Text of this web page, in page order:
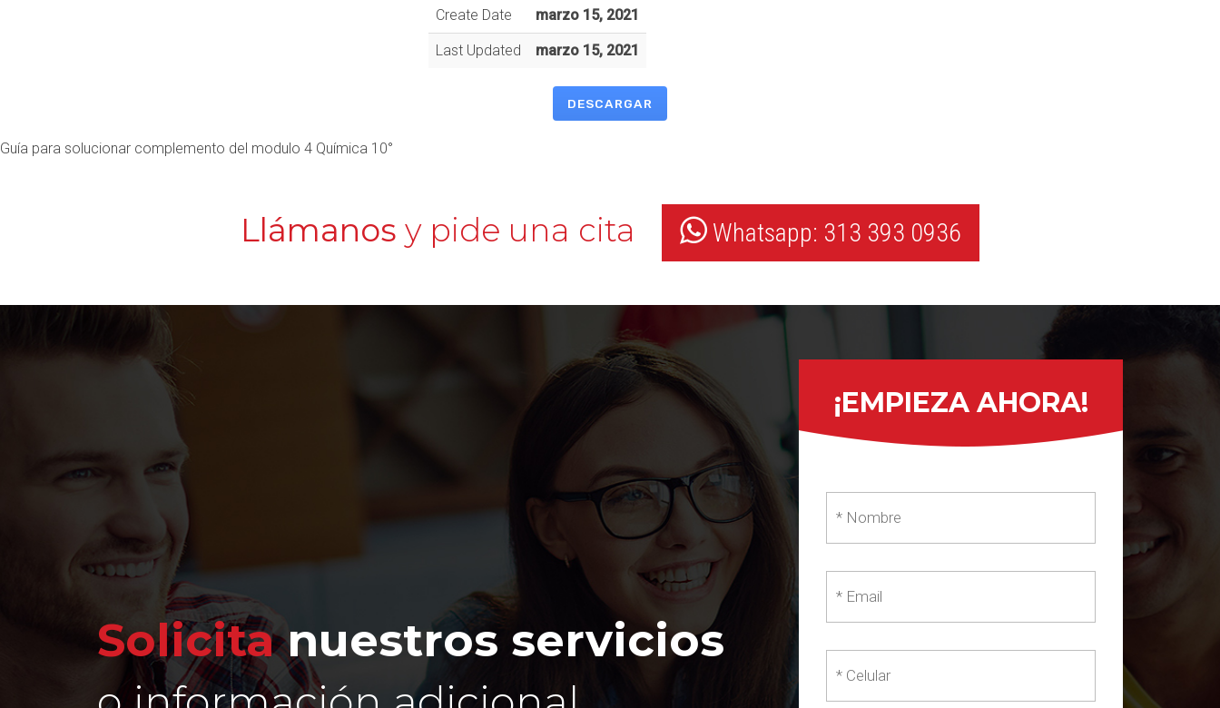
Create Date marzo 15, 2021
Last Updated marzo 15, 2021
DESCARGAR
Guía para solucionar complemento del modulo 4 Química 10°
Llámanos y pide una cita Whatsapp: 313 393 0936
Solicitanuestros servicios
¡EMPIEZA AHORA!